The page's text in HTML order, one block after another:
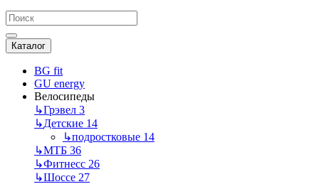
Каталог
BG fit
GU energy
Велосипеды
↳Грэвел 3
↳Детские 14
↳подростковые 14
↳МТБ 36
↳Фитнесс 26
↳Шоссе 27